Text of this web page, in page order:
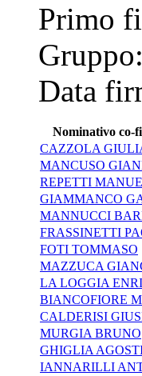
Primo
Gruppo:
Data
Nominativo co-
CAZZOLA
MANCUSO
REPETTI
GIAMMANCO
MANNUCCI
FRASSINETTI
FOTI TOMMASO
MAZZUCA
LA LOGGIA
BIANCOFIORE
CALDERISI
MURGIA BRUNO
GHIGLIA
IANNARILLI